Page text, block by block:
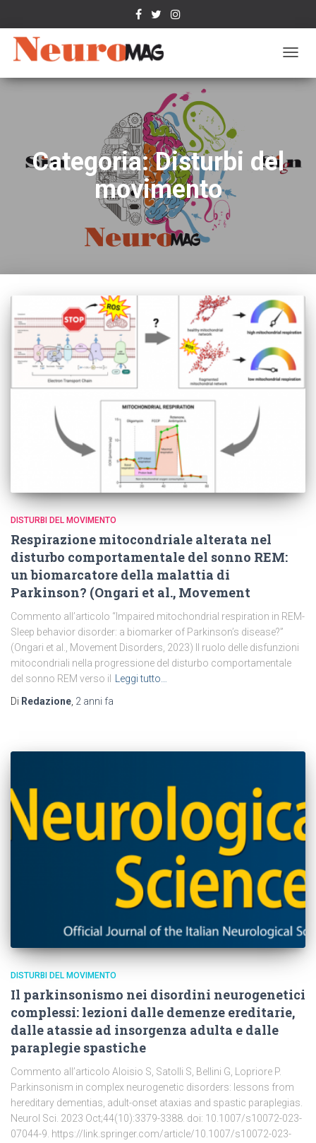
Categoria: Disturbi del
movimento
DISTURBI DEL MOVIMENTO
Respirazione mitocondriale alterata nel
disturbo comportamentale del sonno REM:
un biomarcatore della malattia di
Parkinson? (Ongari et al., Movement
Commento all’articolo “Impaired mitochondrial respiration in REM-
Sleep behavior disorder: a biomarker of Parkinson’s disease?”
(Ongari et al., Movement Disorders, 2023) Il ruolo delle disfunzioni
mitocondriali nella progressione del disturbo comportamentale
del sonno REM verso il
Leggi tutto…
Di Redazione 2 anni fa
DISTURBI DEL MOVIMENTO
Il parkinsonismo nei disordini neurogenetici
complessi: lezioni dalle demenze ereditarie,
dalle atassie ad insorgenza adulta e dalle
paraplegie spastiche
Commento all’articolo Aloisio S, Satolli S, Bellini G, Lopriore P.
Parkinsonism in complex neurogenetic disorders: lessons from
hereditary dementias, adult-onset ataxias and spastic paraplegias.
Neurol Sci. 2023 Oct;44(10):3379-3388. doi: 10.1007/s10072-023-
07044-9. https://link.springer.com/article/10.1007/s10072-023-